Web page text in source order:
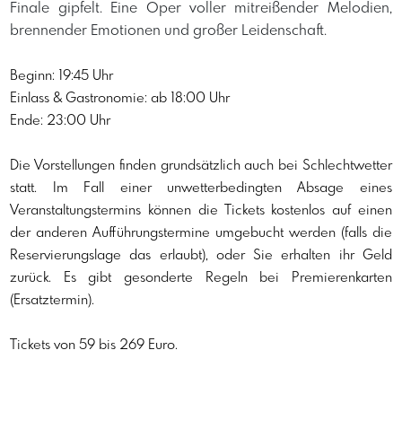
Finale gipfelt. Eine Oper voller mitreißender Melodien,
brennender Emotionen und großer Leidenschaft.
Beginn: 19:45 Uhr
Einlass & Gastronomie: ab 18:00 Uhr
Ende: 23:00 Uhr
Die Vorstellungen finden grundsätzlich auch bei Schlechtwetter
statt. Im Fall einer unwetterbedingten Absage eines
Veranstaltungstermins können die Tickets kostenlos auf einen
der anderen Aufführungstermine umgebucht werden (falls die
Reservierungslage das erlaubt), oder Sie erhalten ihr Geld
zurück. Es gibt gesonderte Regeln bei Premierenkarten
(Ersatztermin).
Tickets von 59 bis 269 Euro.